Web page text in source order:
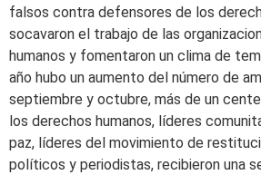
falsos contra defensores de los
socavaron el trabajo de las
humanos y fomentaron un clima de
año hubo un aumento del número de
septiembre y octubre, más de un
los derechos humanos, líderes
paz, líderes del movimiento de
políticos y periodistas, recibieron una